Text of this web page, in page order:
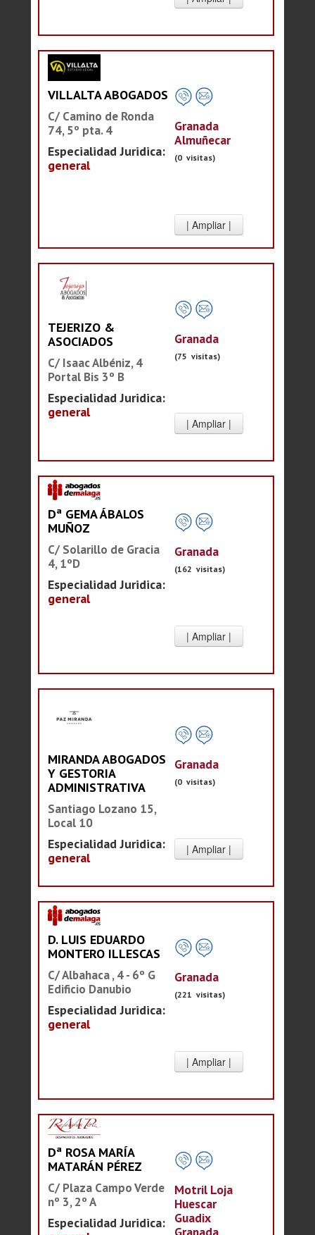
VILLALTA ABOGADOS
C/ Camino de Ronda
74, 5º pta. 4
Especialidad Juridica:
general
Granada
Almuñecar
(0 visitas)
TEJERIZO &
ASOCIADOS
C/ Isaac Albéniz, 4
Portal Bis 3º B
Especialidad Juridica:
general
Granada
(75 visitas)
Dª GEMA ÁBALOS
MUÑOZ
C/ Solarillo de Gracia
4, 1ºD
Especialidad Juridica:
general
Granada
(162 visitas)
MIRANDA ABOGADOS
Y GESTORIA
ADMINISTRATIVA
Santiago Lozano 15,
Local 10
Especialidad Juridica:
general
Granada
(0 visitas)
D. LUIS EDUARDO
MONTERO ILLESCAS
C/ Albahaca , 4 - 6º G
Edificio Danubio
Especialidad Juridica:
general
Granada
(221 visitas)
Dª ROSA MARÍA
MATARÁN PÉREZ
C/ Plaza Campo Verde
nº 3, 2º A
Especialidad Juridica:
Motril Loja
Huescar
Guadix
Granada